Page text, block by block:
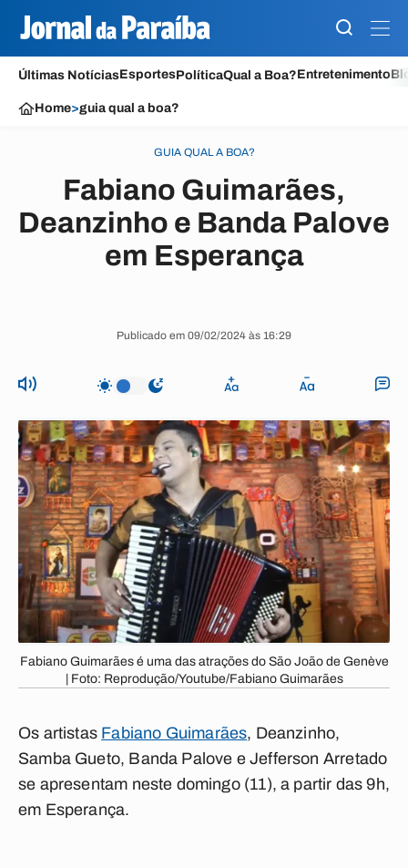
Últimas NotíciasEsportesPolíticaQual a Boa?Entretenimento
Home>guia qual a boa?
GUIA QUAL A BOA?
Fabiano Guimarães,
Deanzinho e Banda Palove
em Esperança
Publicado em 09/02/2024 às 16:29
Fabiano Guimarães é uma das atrações do São João de Genève
| Foto: Reprodução/Youtube/Fabiano Guimarães
Os artistas Fabiano Guimarães, Deanzinho,
Samba Gueto, Banda Palove e Jefferson Arretado
se apresentam neste domingo (11), a partir das 9h,
em Esperança.